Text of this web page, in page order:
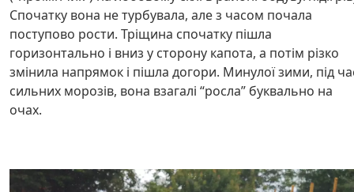
Спочатку вона не турбувала, але з часом почала
поступово рости. Тріщина спочатку пішла
горизонтально і вниз у сторону капота, а потім різко
змінила напрямок і пішла догори. Минулої зими, під
сильних морозів, вона взагалі “росла” буквально на
очах.